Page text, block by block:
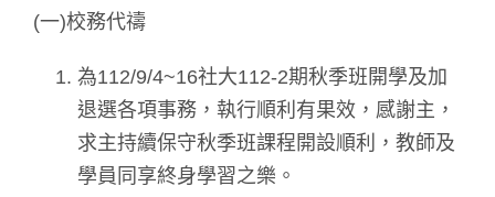
(一)校務代禱
為112/9/4~16社大112-2期秋季班開學及加
退選各項事務，執行順利有果效，感謝主，
求主持續保守秋季班課程開設順利，教師及
學員同享終身學習之樂。